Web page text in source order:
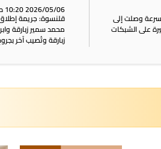
وصلت إلى
2026/05/06 10:20 ص
قلنسوة: جريمة إطلاق
محمد سمير زبارقة
زبارقة وتُصيب آخر